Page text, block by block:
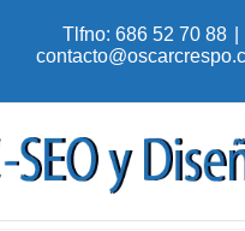
Tlfno: 686 52 70 88